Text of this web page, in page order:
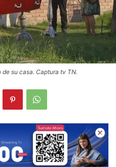
su casa. Captura tv TN.